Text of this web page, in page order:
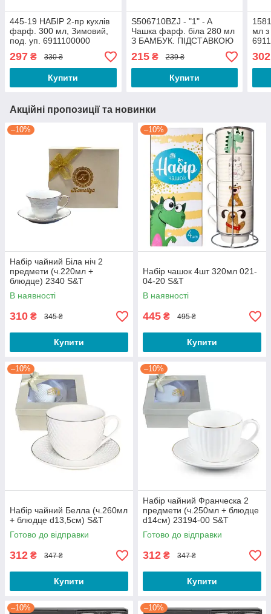
445-19 НАБІР 2-пр кухлів
фарф. 300 мл, Зимовий,
под. уп. 6911100000
297 ₴ 330 ₴
Купити
S506710BZJ - "1" - A
Чашка фарф. біла 280 мл
З БАМБУК. ПІДСТАВКОЮ
6911100000
215₴ 239 ₴
Купити
мл
302
Акційні пропозиції та новинки
–10%
Набір чайний Біла ніч 2
предмети (ч.220мл +
блюдце) 2340 S&T
В наявності
310 ₴ 345 ₴
Купити
–10%
Набір чашок 4шт 320мл 021-
04-20 S&T
В наявності
445 ₴ 495 ₴
Купити
–10%
Набір чайний Белла (ч.260мл
+ блюдце d13,5см) S&T
Готово до відправки
312 ₴ 347 ₴
Купити
–10%
Набір чайний Франческа 2
предмети (ч.250мл + блюдце
d14см) 23194-00 S&T
Готово до відправки
312 ₴ 347 ₴
Купити
–10% –10%